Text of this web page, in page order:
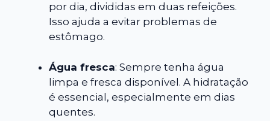
por dia, divididas em duas refeições.
Isso ajuda a evitar problemas de
estômago.
Água fresca: Sempre tenha água
limpa e fresca disponível. A hidratação
é essencial, especialmente em dias
quentes.